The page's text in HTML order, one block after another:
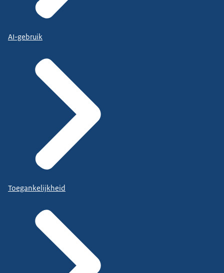
AI-gebruik
Toegankelijkheid